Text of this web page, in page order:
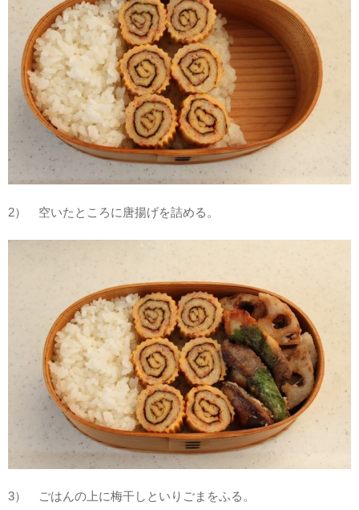
2） 空いたところに唐揚げを詰める。
3） ごはんの上に梅干しといりごまをふる。